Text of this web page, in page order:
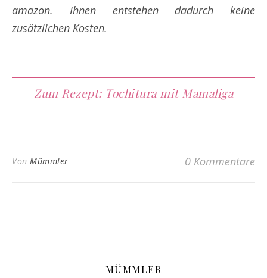
amazon. Ihnen entstehen dadurch keine
zusätzlichen Kosten.
Zum Rezept: Tochitura mit Mamaliga
Von Mümmler 0 Kommentare
MÜMMLER